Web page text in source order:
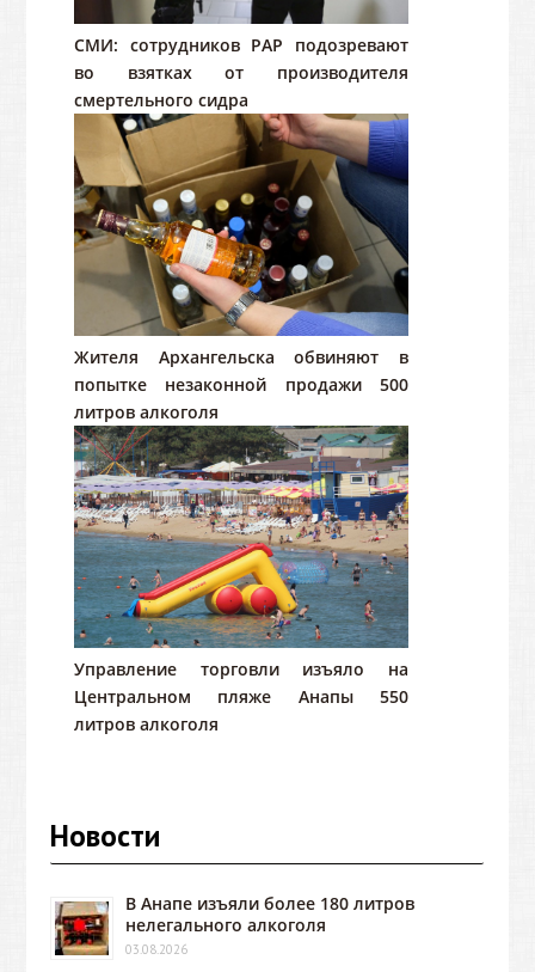
СМИ: сотрудников РАР подозревают
во взятках от производителя
смертельного сидра
Жителя Архангельска обвиняют в
попытке незаконной продажи 500
литров алкоголя
Управление торговли изъяло на
Центральном пляже Анапы 550
литров алкоголя
Новости
В Анапе изъяли более 180 литров
нелегального алкоголя
03.08.2026